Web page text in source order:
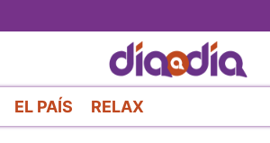
al
contenido
principal
EL PAÍS RELAX